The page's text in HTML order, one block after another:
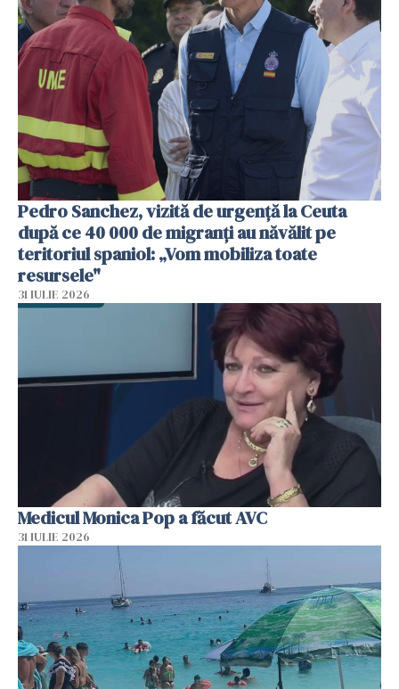
Pedro Sanchez, vizită de urgență la Ceuta
după ce 40 000 de migranți au năvălit pe
teritoriul spaniol: „Vom mobiliza toate
resursele"
31 IULIE 2026
Medicul Monica Pop a făcut AVC
31 IULIE 2026